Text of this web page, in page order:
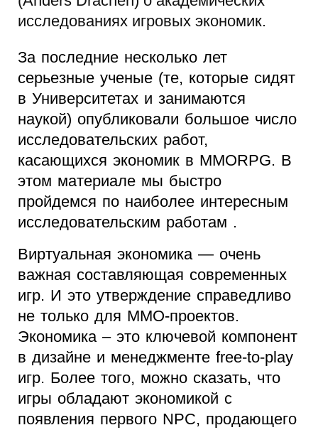
исследованиях игровых экономик.
За последние несколько лет
серьезные ученые (те, которые сидят
в Университетах и занимаются
наукой) опубликовали большое число
исследовательских работ,
касающихся экономик в MMORPG. В
этом материале мы быстро
пройдемся по наиболее интересным
исследовательским работам .
Виртуальная экономика — очень
важная составляющая современных
игр. И это утверждение справедливо
не только для MMO-проектов.
Экономика – это ключевой компонент
в дизайне и менеджменте free-to-play
игр. Более того, можно сказать, что
игры обладают экономикой с
появления первого NPC, продающего